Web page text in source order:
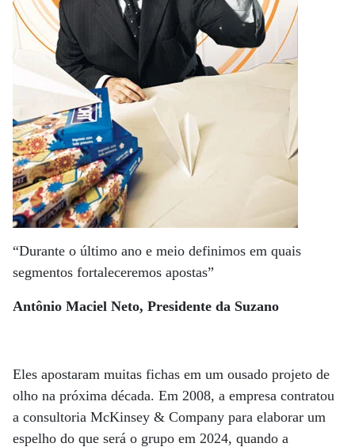
“Durante o último ano e meio definimos em quais
segmentos fortaleceremos apostas”
Antônio Maciel Neto, Presidente da Suzano
Eles apostaram muitas fichas em um ousado projeto de
olho na próxima década. Em 2008, a empresa contratou
a consultoria McKinsey & Company para elaborar um
espelho do que será o grupo em 2024, quando a